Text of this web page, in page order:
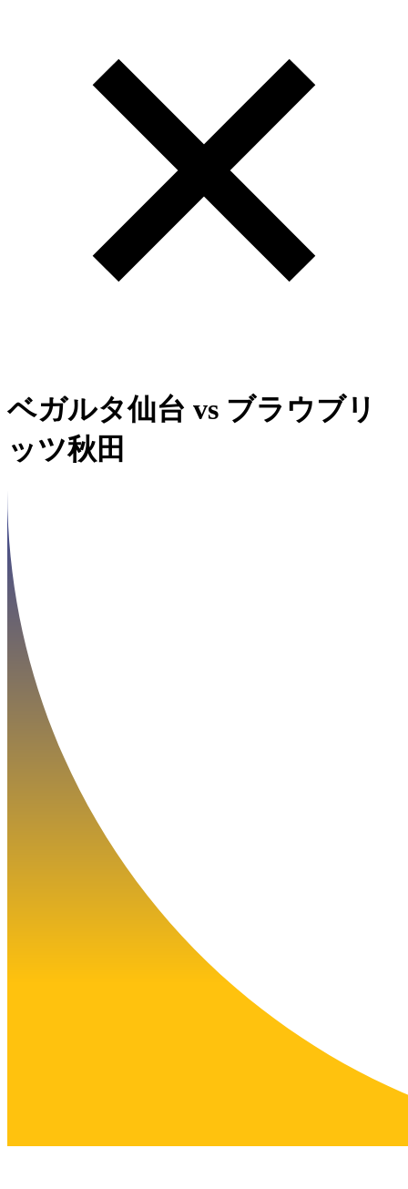
ベガルタ仙台 vs ブラウブリ
ッツ秋田